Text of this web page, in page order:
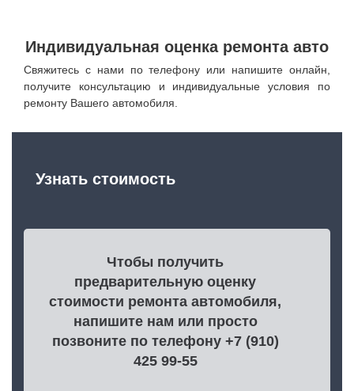
Индивидуальная оценка ремонта авто
Свяжитесь с нами по телефону или напишите онлайн,
получите консультацию и индивидуальные условия по
ремонту Вашего автомобиля.
Узнать стоимость
Чтобы получить
предварительную оценку
стоимости ремонта автомобиля,
напишите нам или просто
позвоните по телефону +7 (910)
425 99-55